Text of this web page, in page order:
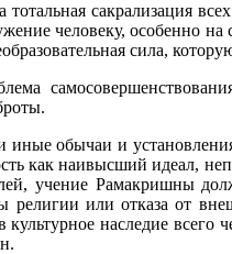
сакрализация
человеку, особенно
сила,
обычаи и
как наивысший идеал,
учение Рамакришны
религии или отказа от
наследие